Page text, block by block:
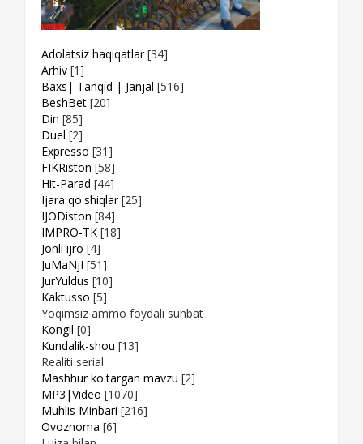
Adolatsiz haqiqatlar [34]
Arhiv [1]
Baxs| Tanqid | Janjal [516]
BeshBet [20]
Din [85]
Duel [2]
Expresso [31]
FIKRiston [58]
Hit-Parad [44]
Ijara qo'shiqlar [25]
IJODiston [84]
IMPRO-TK [18]
Jonli ijro [4]
JuMaNjI [51]
JurYuldus [10]
Kaktusso [5]
Yoqimsiz ammo foydali suhbat
Kongil [0]
Kundalik-shou [13]
Realiti serial
Mashhur ko'targan mavzu [2]
MP3|Video [1070]
Muhlis Minbari [216]
Ovoznoma [6]